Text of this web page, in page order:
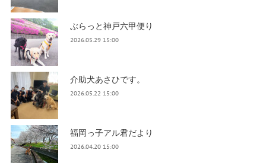
ぶらっと神戸六甲便り
2026.05.29 15:00
介助犬あさひです。
2026.05.22 15:00
福岡っ子アル君だより
2026.04.20 15:00